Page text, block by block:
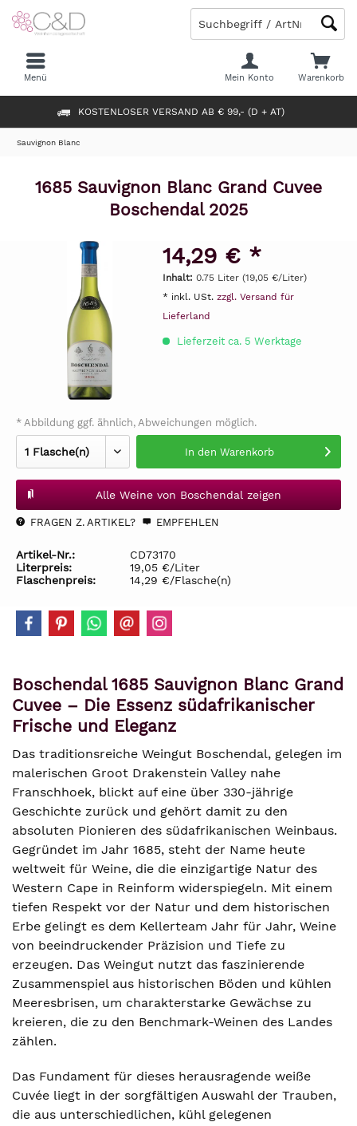
KOSTENLOSER VERSAND AB € 99,- (D + AT)
Warenkorb
Mein Konto
Menü
Sauvignon Blanc
1685 Sauvignon Blanc Grand Cuvee
Boschendal 2025
14,29 € *
Inhalt: 0.75 Liter (19,05 €/Liter)
* inkl. USt. zzgl. Versand für
Lieferland
Lieferzeit ca. 5 Werktage
* Abbildung ggf. ähnlich, Abweichungen möglich.
In den Warenkorb
Alle Weine von Boschendal zeigen
FRAGEN Z. ARTIKEL? EMPFEHLEN
Artikel-Nr.:
CD73170
Literpreis:
19,05 €/Liter
Flaschenpreis:
14,29 €/Flasche(n)
Boschendal 1685 Sauvignon Blanc Grand
Cuvee – Die Essenz südafrikanischer
Frische und Eleganz
Das traditionsreiche Weingut Boschendal, gelegen im
malerischen Groot Drakenstein Valley nahe
Franschhoek, blickt auf eine über 330-jährige
Geschichte zurück und gehört damit zu den
absoluten Pionieren des südafrikanischen Weinbaus.
Gegründet im Jahr 1685, steht der Name heute
weltweit für Weine, die die einzigartige Natur des
Western Cape in Reinform widerspiegeln. Mit einem
tiefen Respekt vor der Natur und dem historischen
Erbe gelingt es dem Kellerteam Jahr für Jahr, Weine
von beeindruckender Präzision und Tiefe zu
erzeugen. Das Weingut nutzt das faszinierende
Zusammenspiel aus historischen Böden und kühlen
Meeresbrisen, um charakterstarke Gewächse zu
kreieren, die zu den Benchmark-Weinen des Landes
zählen.
Das Fundament für dieses herausragende weiße
Cuvée liegt in der sorgfältigen Auswahl der Trauben,
die aus unterschiedlichen, kühl gelegenen